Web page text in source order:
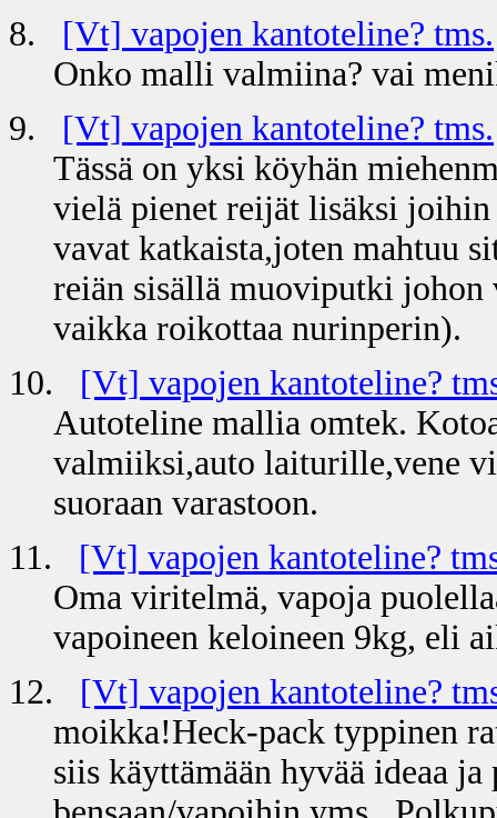
8.
[Vt] vapojen kantoteline? tms.
Onko malli valmiina? vai
9.
[Vt] vapojen kantoteline? tms.
Tässä on yksi köyhän
vielä pienet reijät lisäksi
vavat katkaista,joten mahtuu
reiän sisällä muoviputki
vaikka roikottaa nurinperin).
10.
[Vt] vapojen kantoteline?
Autoteline mallia omtek.
valmiiksi,auto laiturille,vene
suoraan varastoon.
11.
[Vt] vapojen kantoteline?
Oma viritelmä, vapoja
vapoineen keloineen 9kg, eli
12.
[Vt] vapojen kantoteline?
moikka!Heck-pack typpinen
siis käyttämään hyvää ideaa